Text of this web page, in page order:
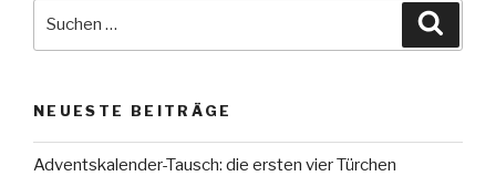
NEUESTE BEITRÄGE
Adventskalender-Tausch: die ersten vier Türchen